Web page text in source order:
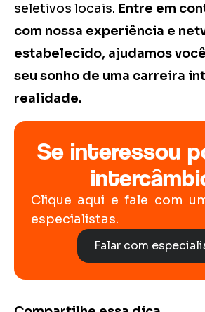
seletivos locais. Entre em
com nossa experiência e
estabelecido, ajudamos
seu sonho de uma carreira
realidade.
Se interessou
Clique aqui e fale com
especialistas.
Falar com